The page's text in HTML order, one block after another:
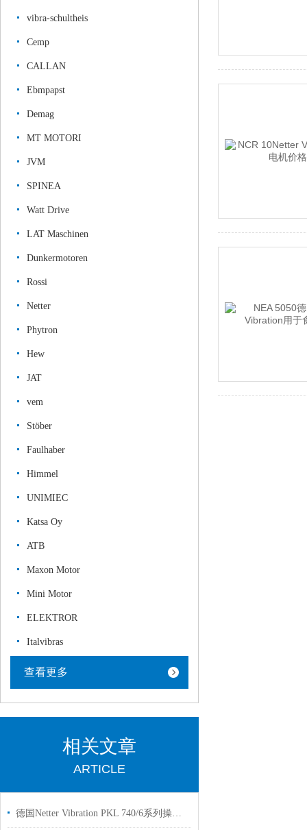
vibra-schultheis
Cemp
CALLAN
Ebmpapst
Demag
MT MOTORI
JVM
SPINEA
Watt Drive
LAT Maschinen
Dunkermotoren
Rossi
Netter
Phytron
Hew
JAT
vem
Stöber
Faulhaber
Himmel
UNIMIEC
Katsa Oy
ATB
Maxon Motor
Mini Motor
ELEKTROR
Italvibras
查看更多
相关文章
ARTICLE
德国Netter Vibration PKL 740/6系列操作使用说明书原厂指定供货商